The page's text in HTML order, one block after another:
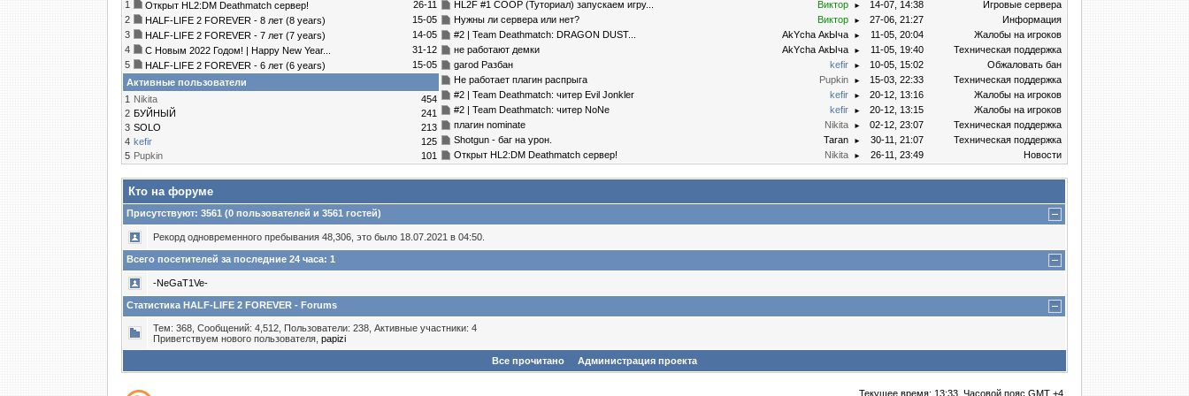
1
Открыт HL2:DM Deathmatch сервер!
26-11
2
HALF-LIFE 2 FOREVER - 8 лет (8 years)
15-05
3
HALF-LIFE 2 FOREVER - 7 лет (7 years)
14-05
4
С Новым 2022 Годом! | Happy New Year...
31-12
5
HALF-LIFE 2 FOREVER - 6 лет (6 years) 15-05
HL2F #1 COOP (Туториал) запускаем игру... Виктор ► 14-07, 14:38
Игровые сервера
Нужны ли сервера или нет?
Виктор ► 27-06, 21:27
Информация
#2 | Team Deathmatch: DRAGON DUST...
AkYcha АкЫча ► 11-05, 20:04
Жалобы на игроков
не работают демки
AkYcha АкЫча ► 11-05, 19:40
Техническая поддержка
garod Разбан
kefir ► 10-05, 15:02
Обжаловать бан
Не работает плагин распрыга
Puрkin ► 15-03, 22:33
Техническая поддержка
#2 | Team Deathmatch: читер Evil Jonkler
kefir ► 20-12, 13:16
Жалобы на игроков
#2 | Team Deathmatch: читер NoNe
kefir ► 20-12, 13:15
Жалобы на игроков
плагин nominate
Nikita ► 02-12, 23:07
Техническая поддержка
Shotgun - баг на урон.
Taran ► 30-11, 21:07
Техническая поддержка
Открыт HL2:DM Deathmatch сервер!
Nikita ► 26-11, 23:49 Новости
Активные пользователи
1 Nikita
454
2 БУЙНЫЙ
241
3 SOLO
213
4 kefir
125
5 Puрkin 101
Кто на форуме
Присутствуют: 3561 (0 пользователей и 3561 гостей)
Рекорд одновременного пребывания 48,306, это было 18.07.2021 в 04:50.
Всего посетителей за последние 24 часа: 1
-NeGaT1Ve-
Статистика HALF-LIFE 2 FOREVER - Forums
Тем: 368, Сообщений: 4,512, Пользователи: 238, Активные участники: 4
Приветствуем нового пользователя, papizi
Все прочитано Администрация проекта
Текущее время: 13:33 . Часовой пояс GMT +4.